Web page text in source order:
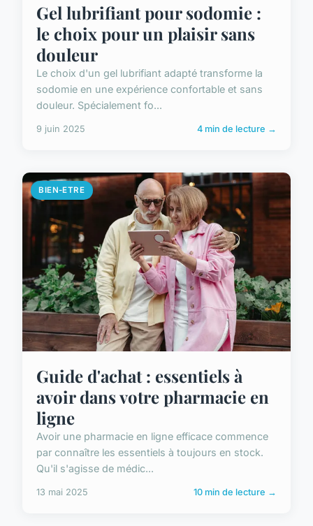
Gel lubrifiant pour sodomie :
le choix pour un plaisir sans
douleur
Le choix d'un gel lubrifiant adapté transforme la
sodomie en une expérience confortable et sans
douleur. Spécialement fo...
9 juin 2025 4 min de lecture →
BIEN-ETRE
Guide d'achat : essentiels à
avoir dans votre pharmacie en
ligne
Avoir une pharmacie en ligne efficace commence
par connaître les essentiels à toujours en stock.
Qu'il s'agisse de médic...
13 mai 2025 10 min de lecture →